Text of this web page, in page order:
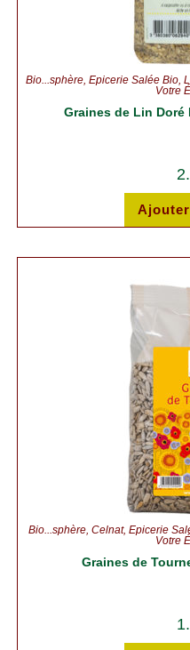
Bio...sphère, Épicerie Salée Bio,
Votre
Graines de Lin Doré
Bio...sphère Celnat, Épicerie
Votre
Graines de